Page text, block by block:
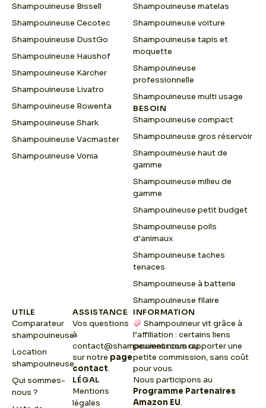
Shampouineuse Bissell
Shampouineuse Cecotec
Shampouineuse DustGo
Shampouineuse Haushof
Shampouineuse Kärcher
Shampouineuse Livatro
Shampouineuse Rowenta
Shampouineuse Shark
Shampouineuse Vacmaster
Shampouineuse Vonia
Shampouineuse matelas
Shampouineuse voiture
Shampouineuse tapis et
moquette
Shampouineuse
professionnelle
Shampouineuse multi usage
BESOIN
Shampouineuse compact
Shampouineuse gros réservoir
Shampouineuse haut de
gamme
Shampouineuse milieu de
gamme
Shampouineuse petit budget
Shampouineuse poils
d’animaux
Shampouineuse taches
tenaces
Shampouineuse à batterie
Shampouineuse filaire
UTILE
Comparateur
shampouineuse
Location
shampouineuse
Qui sommes-
nous ?
ASSISTANCE
Vos questions
à
contact@shampouineur.comou
sur notre page
contact.
LÉGAL
Mentions
légales
INFORMATION
Shampouineur vit grâce à
l’affiliation : certains liens
peuvent nous rapporter une
petite commission, sans coût
pour vous.
Nous participons au
Programme Partenaires
Amazon EU.